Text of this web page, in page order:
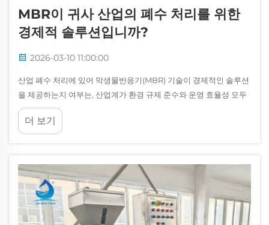
MBR이 귀사 산업의 폐수 처리를 위한
경제적 솔루션입니까?
2026-03-10 11:00:00
산업 폐수 처리에 있어 막생물반응기(MBR) 기술이 경제적인 솔루션
을 제공하는지 여부는, 산업계가 환경 규제 준수와 운영 효율성 모두
를 최적화해야 하는 압박을 점차 강화받고 있는 상황에서 점차 더 중
요한 질문이 되고 있습니다...
더 보기